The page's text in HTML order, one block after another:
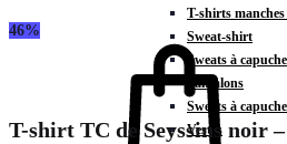
T-shirts manches
Sweat-shirt
Sweats à capuche
Pantalons
Sweats à
Vestes
46%
T-shirt TC de Seyssins noir